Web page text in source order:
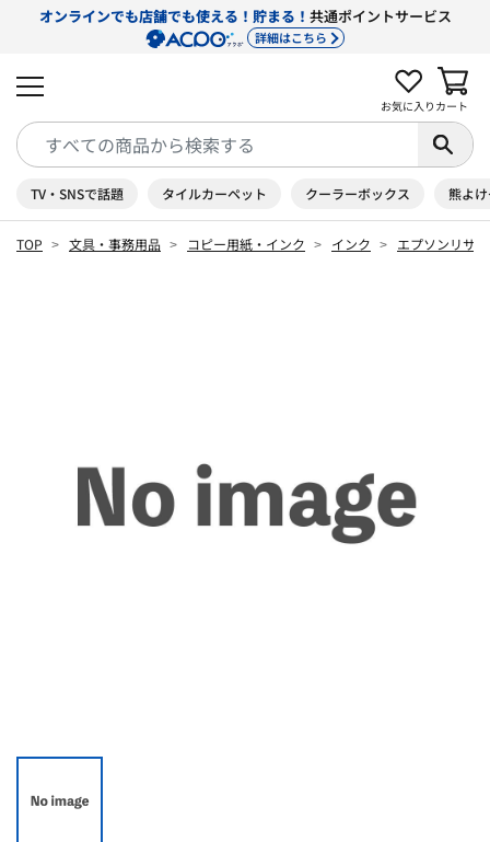
オンラインでも店舗でも使える！貯まる！ 共通ポイントサービス
詳細はこちら
お気に入り カート
TV・SNSで話題 タイルカーペット クーラーボックス 熊よ
TOP 文具・事務用品 コピー用紙・インク インク エプソンリサ